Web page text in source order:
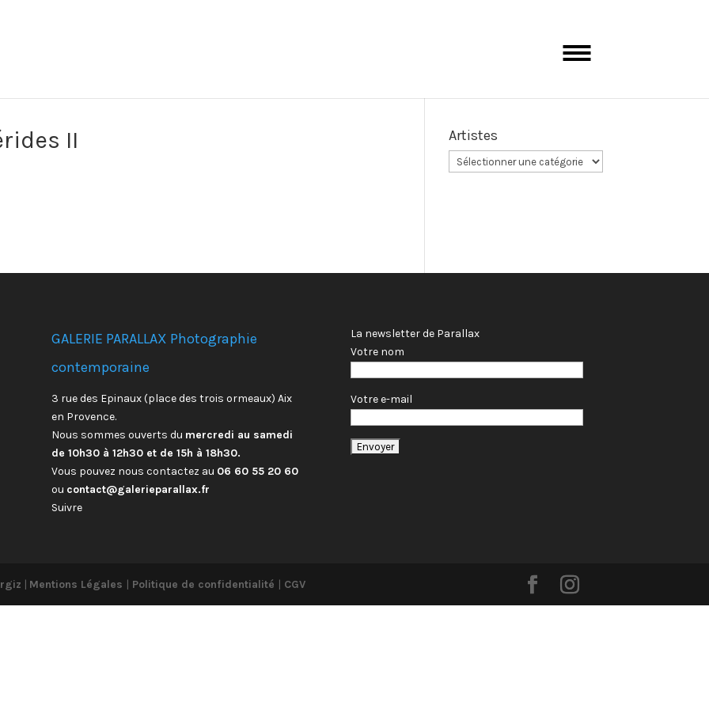
II Artistes
GALERIE PARALLAX Photographie
contemporaine
3 rue des Epinaux (place des trois ormeaux) Aix
en Provence.
Nous sommes ouverts du mercredi au samedi
de 10h30 à 12h30 et de 15h à 18h30.
Vous pouvez nous contactez au 06 60 55 20 60
ou contact@galerieparallax.fr
Suivre
La newsletter de Parallax
Votre nom
Votre e-mail
| Mentions Légales | Politique de confidentialité | CGV